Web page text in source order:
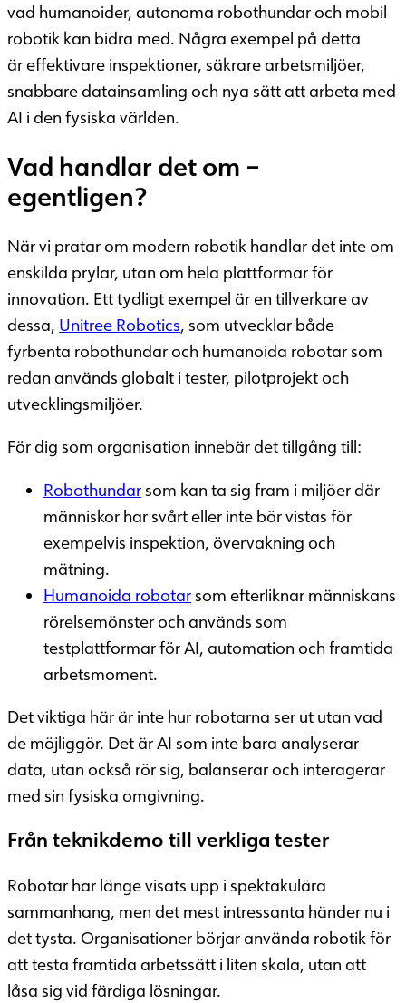
vad humanoider, autonoma robothundar och mobil
robotik kan bidra med. Några exempel på detta
är effektivare inspektioner, säkrare arbetsmiljöer,
snabbare datainsamling och nya sätt att arbeta med
AI i den fysiska världen.
Vad handlar det om –
egentligen?
När vi pratar om modern robotik handlar det inte om
enskilda prylar, utan om hela plattformar för
innovation. Ett tydligt exempel är en tillverkare av
dessa, Unitree Robotics, som utvecklar både
fyrbenta robothundar och humanoida robotar som
redan används globalt i tester, pilotprojekt och
utvecklingsmiljöer.
För dig som organisation innebär det tillgång till:
Robothundarsom kan ta sig fram i miljöer där
människor har svårt eller inte bör vistas för
exempelvis inspektion, övervakning och
mätning.
Humanoida robotarsom efterliknar människans
rörelsemönster och används som
testplattformar för AI, automation och framtida
arbetsmoment.
Det viktiga här är inte hur robotarna ser ut utan vad
de möjliggör. Det är AI som inte bara analyserar
data, utan också rör sig, balanserar och interagerar
med sin fysiska omgivning.
Från teknikdemo till verkliga tester
Robotar har länge visats upp i spektakulära
sammanhang, men det mest intressanta händer nu i
det tysta. Organisationer börjar använda robotik för
att testa framtida arbetssätt i liten skala, utan att
låsa sig vid färdiga lösningar.